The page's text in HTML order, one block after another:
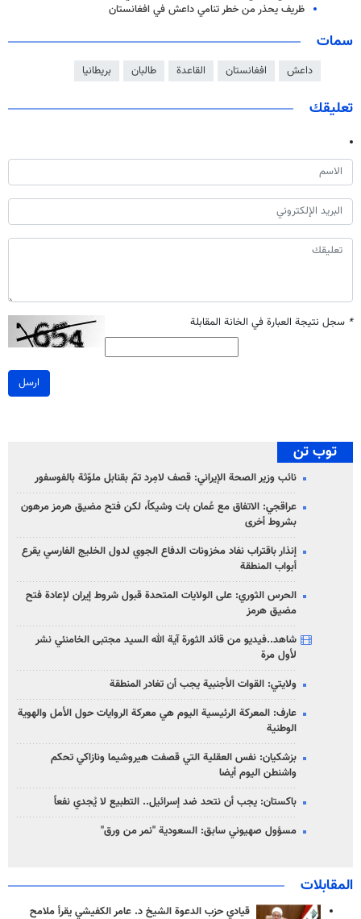
ظريف يحذر من خطر تنامي داعش في افغانستان
سمات
داعش افغانستان القاعدة طالبان بريطانيا
تعليقك
* سجل نتيجة العبارة في الخانة المقابلة
ارسل
توب تن
نائب وزير الصحة الإيراني: قصف لامِرد تمّ بقنابل ملوّثة بالفوسفور
عراقجي: الاتفاق مع عُمان بات وشيكاً، لكن فتح مضيق هرمز مرهون
بشروط أخرى
إنذار باقتراب نفاد مخزونات الدفاع الجوي لدول الخليج الفارسي يقرع
أبواب المنطقة
الحرس الثوري: على الولايات المتحدة قبول شروط إيران لإعادة فتح
مضيق هرمز
شاهد..فيديو من قائد الثورة آية الله السيد مجتبى الخامنئي نشر
لأول مرة
ولايتي: القوات الأجنبية يجب أن تغادر المنطقة
عارف: المعركة الرئيسية اليوم هي معركة الروايات حول الأمل والهوية
الوطنية
بزشكيان: نفس العقلية التي قصفت هيروشيما ونازاكي تحكم
واشنطن اليوم أيضا
باكستان: يجب أن نتحد ضد إسرائيل.. التطبيع لا يُجدي نفعاً
مسؤول صهيوني سابق: السعودية "نمر من ورق"
المقابلات
قيادي حزب الدعوة الشيخ د. عامر الكفيشي يقرأ ملامح